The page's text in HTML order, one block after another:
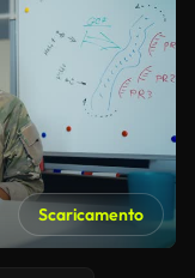
Scaricamento